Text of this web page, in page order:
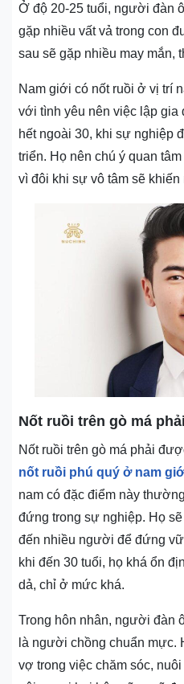
Ở độ 20-25 tuổi, người đàn
gặp nhiều vất vả trong con
sau sẽ gặp nhiều may mắn,
Nam giới có nốt ruồi ở vị trí
với tình yêu nên việc lập gia
hết ngoài 30, khi sự nghiệp
triển. Họ nên chú ý quan
vì đôi khi sự vô tâm sẽ
Nốt ruồi trên gò má
Nốt ruồi trên gò má phải
nốt ruồi phú quý ở nam
nam có đặc điểm này
đứng trong sự nghiệp. Họ
đến nhiều người để đứng
khi đến 30 tuổi, họ khá ổn
dả, chỉ ở mức khá.
Trong hôn nhân, người đàn
là người chồng chuẩn mực.
vợ trong việc chăm sóc,